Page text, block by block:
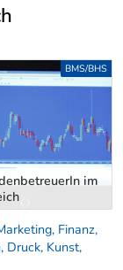
- Front-
BMS/BHS
Finanz,
Druck, Kunst,